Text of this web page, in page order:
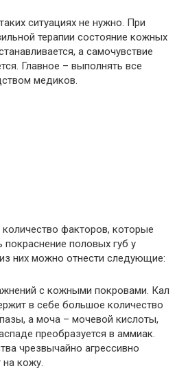
ситуациях не нужно. При
терапии состояние кожных
а самочувствие
Главное – выполнять все
медиков.
факторов, которые
покраснение половых губ у
них можно отнести следующие:
с кожными покровами. Кал
в себе большое количество
а моча – мочевой кислоты,
преобразуется в аммиак.
чрезвычайно агрессивно
кожу.